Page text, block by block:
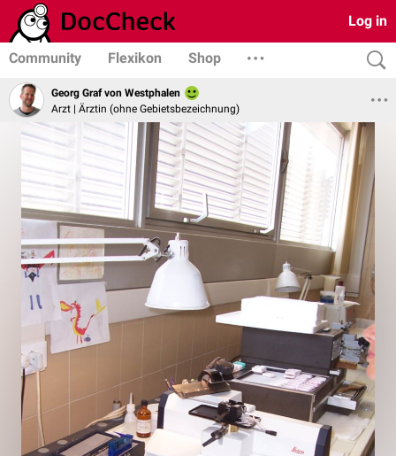
Log in
Community Flexikon Shop
Georg Graf von Westphalen
Arzt | Ärztin (ohne Gebietsbezeichnung)